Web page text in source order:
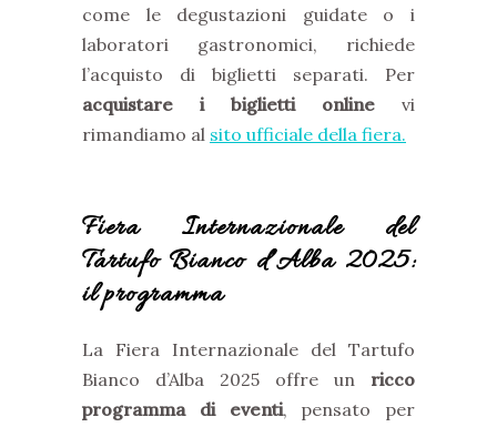
come le degustazioni guidate o i
laboratori gastronomici, richiede
l’acquisto di biglietti separati. Per
acquistare i biglietti online vi
rimandiamo al sito ufficiale della fiera.
Fiera Internazionale del
Tartufo Bianco d’Alba 2025:
il programma
La Fiera Internazionale del Tartufo
Bianco d’Alba 2025 offre un ricco
programma di eventi, pensato per